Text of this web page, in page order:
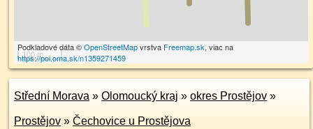
100 m
Podkladové dáta ©OpenStreetMapvrstva Freemap.sk, viac na
https://poi.oma.sk/n1359271459
Střední Morava » Olomoucký kraj » okres Prostějov »
Prostějov » Čechovice u Prostějova